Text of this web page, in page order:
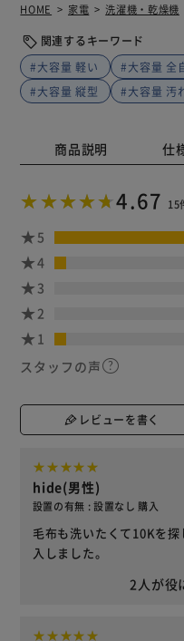
HOME 家電 洗濯機・乾燥機
関連するキーワード
#大容量 軽い
#大容量 全
#大容量 縦型
#大容量 汚
商品説明 仕
4.67 15
5
4
3
2
1
スタッフの声
レビューを書く
hide(男性)
設置の有無 : 設置なし 購入
毛布も洗いたくて10Kを
入しました。
2 人が役